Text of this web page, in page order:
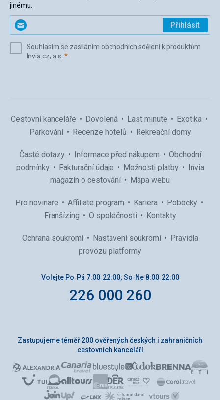
jinému.
Zadejte
svůj
(povinné)
Přihlásit
Souhlasím se zasíláním obchodních sdělení k produktům
Invia.cz, a.s. *(povinné)
Cestovní kanceláře Dovolená Last minute
Exotika
Parkování
Recenze hotelů Rekreační domy
Časté dotazy Informace před nákupem
Obchodní
podmínky
Fakturační údaje Možnosti platby
Invia
magazín o cestování
Mapa webu
Pro novináře Affiliate program Kariéra
Pobočky
Franšízing
O společnosti Kontakty
Ochrana soukromí Nastavení soukromí
Pravidla
provozu platformy
Volejte Po‑Pá 7:00‑22:00; So‑Ne 8:00‑22:00
226 000 260
Zastupujeme téměř 200 ověřených českých i zahraničních
cestovních kanceláří